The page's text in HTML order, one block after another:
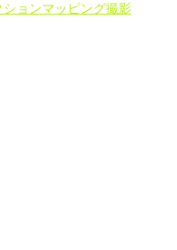
ョンマッピング撮影